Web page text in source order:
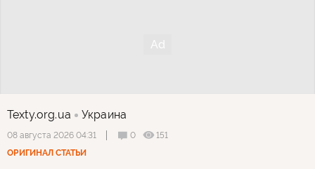
Texty.org.ua Украина
08 августа 2026 04:31 0
151
ОРИГИНАЛ СТАТЬИ